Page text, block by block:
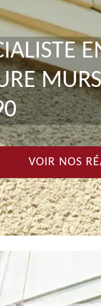
VOIR NOS